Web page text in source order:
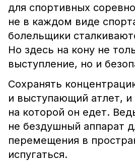
для спортивных
не в каждом виде
болельщики
Но здесь на кону не
выступление, но и
Сохранять
и выступающий атлет,
на которой он едет.
не бездушный аппарат
перемещения в
испугаться.